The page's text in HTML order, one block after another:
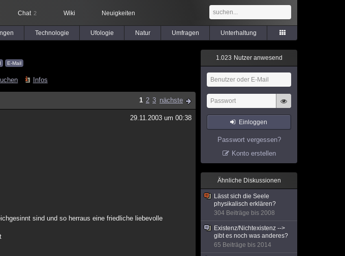
Chat 2 Wiki Neuigkeiten
Technologie Ufologie Natur Umfragen Unterhaltung
E-Mail
Infos
1 2 3 nächste
29.11.2003 um 00:38
sind und so herraus eine friedliche liebevolle
1.023 Nutzer anwesend
Einloggen
Passwort vergessen?
Konto erstellen
Ähnliche Diskussionen
Lässt sich die Seele
physikalisch erklären?
304 Beiträge bis 2008
Existenz/Nichtexistenz -->
gibt es noch was anderes?
65 Beiträge bis 2014